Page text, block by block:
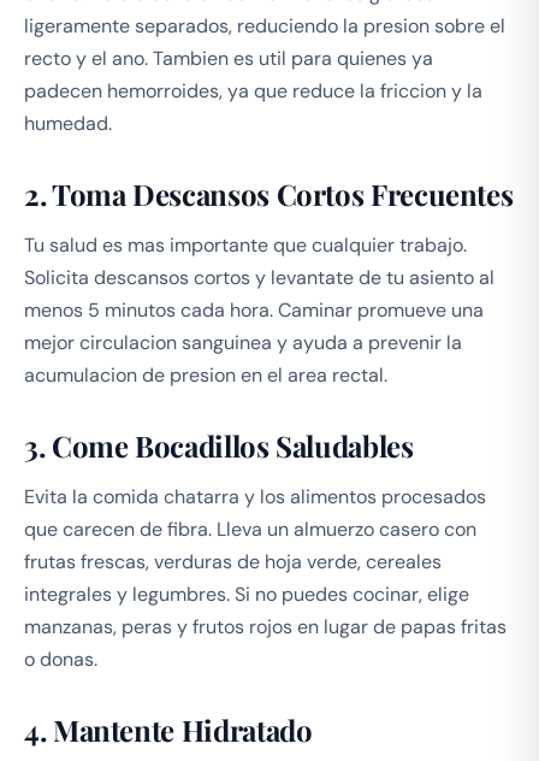
ligeramente separados, reduciendo la presion sobre el
recto y el ano. Tambien es util para quienes ya
padecen hemorroides, ya que reduce la friccion y la
humedad.
2. Toma Descansos Cortos Frecuentes
Tu salud es mas importante que cualquier trabajo.
Solicita descansos cortos y levantate de tu asiento al
menos 5 minutos cada hora. Caminar promueve una
mejor circulacion sanguinea y ayuda a prevenir la
acumulacion de presion en el area rectal.
3. Come Bocadillos Saludables
Evita la comida chatarra y los alimentos procesados
que carecen de fibra. Lleva un almuerzo casero con
frutas frescas, verduras de hoja verde, cereales
integrales y legumbres. Si no puedes cocinar, elige
manzanas, peras y frutos rojos en lugar de papas fritas
o donas.
4. Mantente Hidratado